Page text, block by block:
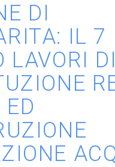
DI
IL 7
LAVORI DI